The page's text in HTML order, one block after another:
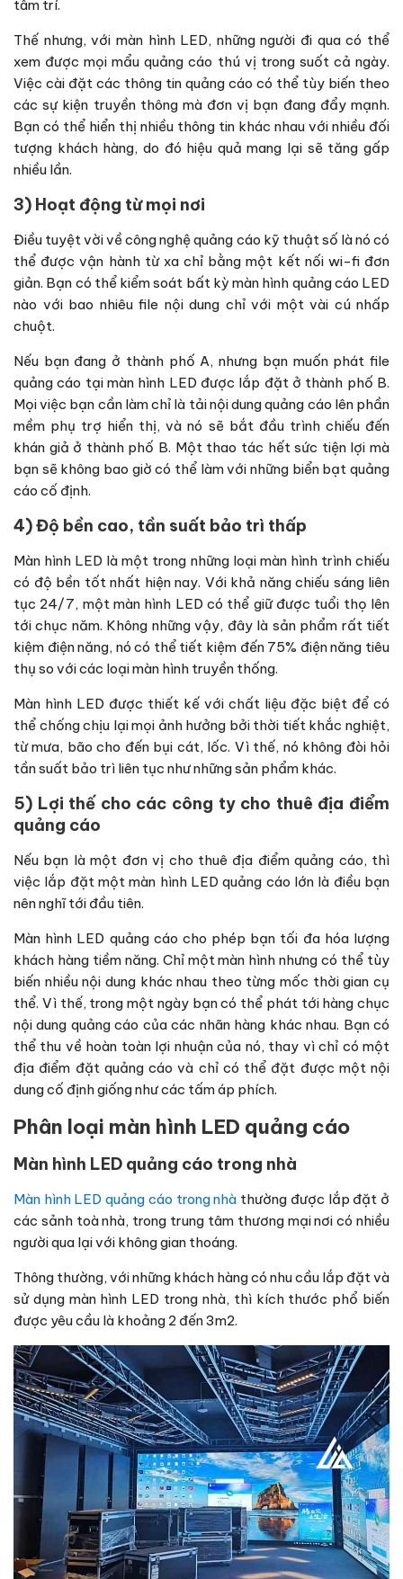
tâm trí.
Thế nhưng, với màn hình LED, những người đi qua có thể
xem được mọi mẩu quảng cáo thú vị trong suốt cả ngày.
Việc cài đặt các thông tin quảng cáo có thể tùy biến theo
các sự kiện truyền thông mà đơn vị bạn đang đẩy mạnh.
Bạn có thể hiển thị nhiều thông tin khác nhau với nhiều đối
tượng khách hàng, do đó hiệu quả mang lại sẽ tăng gấp
nhiều lần.
3) Hoạt động từ mọi nơi
Điều tuyệt vời về công nghệ quảng cáo kỹ thuật số là nó có
thể được vận hành từ xa chỉ bằng một kết nối wi-fi đơn
giản. Bạn có thể kiểm soát bất kỳ màn hình quảng cáo LED
nào với bao nhiêu file nội dung chỉ với một vài cú nhấp
chuột.
Nếu bạn đang ở thành phố A, nhưng bạn muốn phát file
quảng cáo tại màn hình LED được lắp đặt ở thành phố B.
Mọi việc bạn cần làm chỉ là tải nội dung quảng cáo lên phần
mềm phụ trợ hiển thị, và nó sẽ bắt đầu trình chiếu đến
khán giả ở thành phố B. Một thao tác hết sức tiện lợi mà
bạn sẽ không bao giờ có thể làm với những biển bạt quảng
cáo cố định.
4) Độ bền cao, tần suất bảo trì thấp
Màn hình LED là một trong những loại màn hình trình chiếu
có độ bền tốt nhất hiện nay. Với khả năng chiếu sáng liên
tục 24/7, một màn hình LED có thể giữ được tuổi thọ lên
tới chục năm. Không những vậy, đây là sản phẩm rất tiết
kiệm điện năng, nó có thể tiết kiệm đến 75% điện năng tiêu
thụ so với các loại màn hình truyền thống.
Màn hình LED được thiết kế với chất liệu đặc biệt để có
thể chống chịu lại mọi ảnh hưởng bởi thời tiết khắc nghiệt,
từ mưa, bão cho đến bụi cát, lốc. Vì thế, nó không đòi hỏi
tần suất bảo trì liên tục như những sản phẩm khác.
5) Lợi thế cho các công ty cho thuê địa điểm
quảng cáo
Nếu bạn là một đơn vị cho thuê địa điểm quảng cáo, thì
việc lắp đặt một màn hình LED quảng cáo lớn là điều bạn
nên nghĩ tới đầu tiên.
Màn hình LED quảng cáo cho phép bạn tối đa hóa lượng
khách hàng tiềm năng. Chỉ một màn hình nhưng có thể tùy
biến nhiều nội dung khác nhau theo từng mốc thời gian cụ
thể. Vì thế, trong một ngày bạn có thể phát tới hàng chục
nội dung quảng cáo của các nhãn hàng khác nhau. Bạn có
thể thu về hoàn toàn lợi nhuận của nó, thay vì chỉ có một
địa điểm đặt quảng cáo và chỉ có thể đặt được một nội
dung cố định giống như các tấm áp phích.
Phân loại màn hình LED quảng cáo
Màn hình LED quảng cáo trong nhà
Màn hình LED quảng cáo trong nhà thường được lắp đặt ở
các sảnh toà nhà, trong trung tâm thương mại nơi có nhiều
người qua lại với không gian thoáng.
Thông thường, với những khách hàng có nhu cầu lắp đặt và
sử dụng màn hình LED trong nhà, thì kích thước phổ biến
được yêu cầu là khoảng 2 đến 3m2.